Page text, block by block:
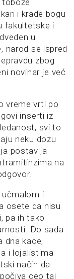
i krade bogu
fakultetske i
u
narod se ispred
zbog
novinar je već
vreme vrti po
inserti iz
svi to
neku dozu
postavlja
na
učmalom i
osete da nisu
pa ih tako
Do sada
dna kace,
i lojalistima
način da
ceo taj